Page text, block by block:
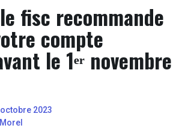
fisc recommande
compte
le 1ᵉʳ novembre
2023